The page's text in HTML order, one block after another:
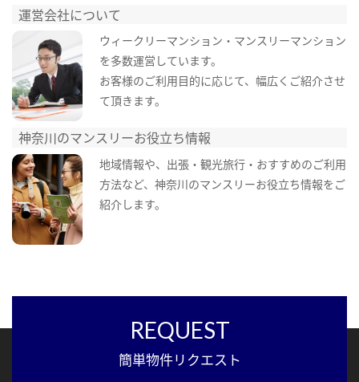
運営会社について
ウィークリーマンション・マンスリーマンション
を多数運営しています。
お客様のご利用目的に応じて、幅広くご紹介させ
て頂きます。
神奈川のマンスリーお役立ち情報
地域情報や、出張・観光旅行・おすすめのご利用
方法など、神奈川のマンスリーお役立ち情報をご
紹介します。
REQUEST
簡単物件リクエスト